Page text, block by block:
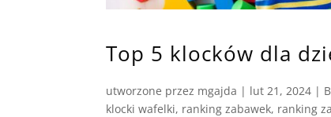
Top 5 klocków dla
utworzone przez mgajda | lut 21, 2024 |
klocki wafelki, ranking zabawek, ranking